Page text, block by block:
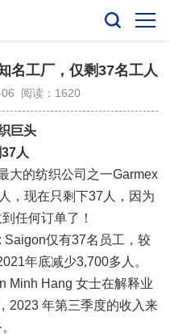
名工厂，仅剩37名工人
06 阅读：1620
巨头
人
大的纺织公司之一Garmex
，现在只剩下37人，因为
任何订单了！
Saigon仅有37名员工，较
年底减少3,700多人。
Minh Hang 女士在解释业
2023 年第三季度的收入来